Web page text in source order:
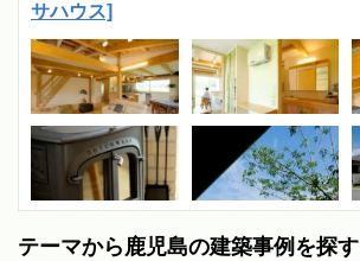
サハウス]
テーマから鹿児島の建築事例を探す